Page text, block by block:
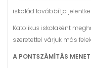
iskolád továbbítja
Katolikus iskolaként
szeretettel várjuk más
A PONTSZÁMÍTÁS